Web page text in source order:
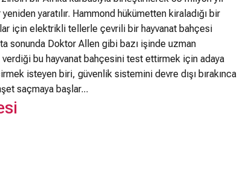
yaratılır. Hammond hükümetten kiraladığı bir
için elektrikli tellerle çevrili bir hayvanat bahçesi
sonunda Doktor Allen gibi bazı işinde uzman
verdiği bu hayvanat bahçesini test ettirmek için adaya
isteyen biri, güvenlik sistemini devre dışı bırakınca
saçmaya başlar...